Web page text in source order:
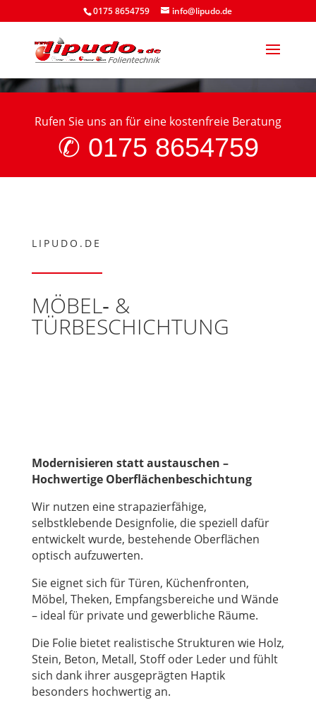
0175 8654759 info@lipudo.de
Rufen Sie uns an für eine kostenfreie Beratung
✆ 0175 8654759
LIPUDO.DE
MÖBEL‑ &
TÜRBESCHICHTUNG
Modernisieren statt austauschen –
Hochwertige Oberflächenbeschichtung
Wir nutzen eine strapazierfähige,
selbstklebende Designfolie, die speziell dafür
entwickelt wurde, bestehende Oberflächen
optisch aufzuwerten.
Sie eignet sich für Türen, Küchenfronten,
Möbel, Theken, Empfangsbereiche und Wände
– ideal für private und gewerbliche Räume.
Die Folie bietet realistische Strukturen wie Holz,
Stein, Beton, Metall, Stoff oder Leder und fühlt
sich dank ihrer ausgeprägten Haptik
besonders hochwertig an.